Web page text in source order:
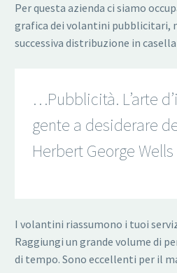
Per questa azienda ci siamo
grafica dei volantini pubblicitari,
successiva distribuzione in
…Pubblicità. L’arte
gente a desiderare
Herbert George Wells
I volantini riassumono i tuoi
Raggiungi un grande volume di
di tempo. Sono eccellenti per il